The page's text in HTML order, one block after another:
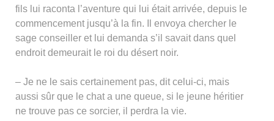
fils lui raconta l’aventure qui lui était arrivée, depuis le
commencement jusqu’à la fin. Il envoya chercher le
sage conseiller et lui demanda s’il savait dans quel
endroit demeurait le roi du désert noir.
– Je ne le sais certainement pas, dit celui-ci, mais
aussi sûr que le chat a une queue, si le jeune héritier
ne trouve pas ce sorcier, il perdra la vie.